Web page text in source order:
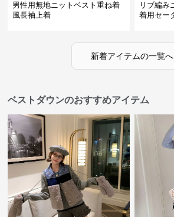
男性用無地ニットベスト重ね着
風長袖上着
リブ編み
着用セー
新着アイテムの一覧へ
ベストダウンのおすすめアイテム